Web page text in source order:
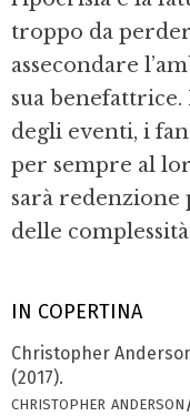
IN COPERTINA
Christopher
(2017).
christopher
troppo da
assecondare
sua
degli eventi, i
per sempre al
sarà redenzione
delle